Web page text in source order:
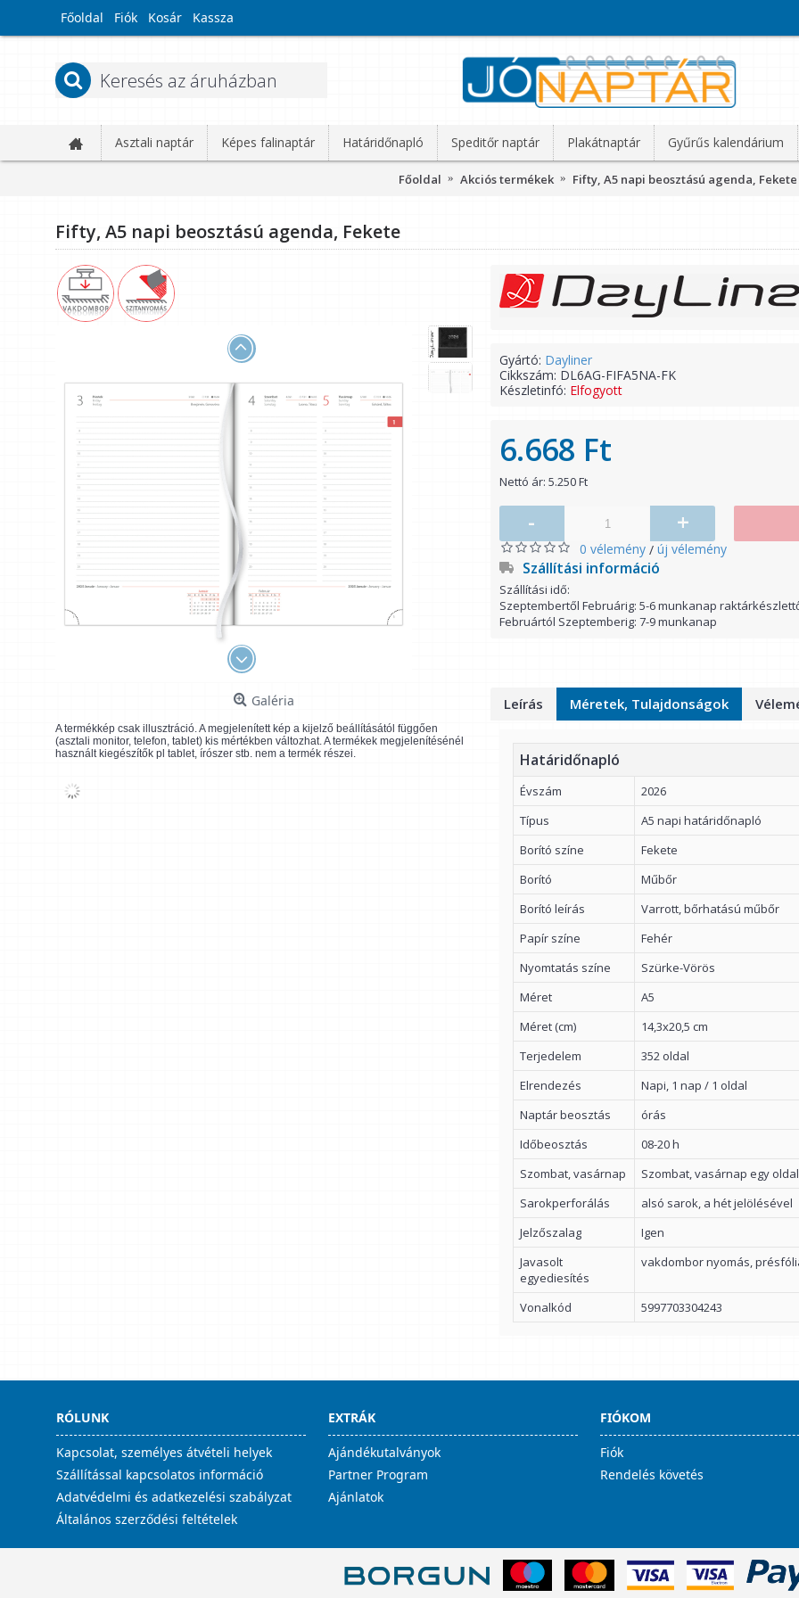
Főoldal Fiók Kosár Kassza
Asztali naptár Képes falinaptár Határidőnapló Speditőr naptár Plakátnaptár Gyűrűs kalendárium
Főoldal Akciós termékek Fifty, A5 napi beosztású agenda, Fekete
Fifty, A5 napi beosztású agenda, Fekete
Galéria
A termékkép csak illusztráció. A megjelenített kép a kijelző beállításától függően
(asztali monitor, telefon, tablet) kis mértékben változhat. A termékek megjelenítésénél
használt kiegészítők pl tablet, írószer stb. nem a termék részei.
Gyártó: Dayliner
Cikkszám: DL6AG-FIFA5NA-FK
Készletinfó: Elfogyott
6.668 Ft
Nettó ár: 5.250 Ft
- +
0 vélemény / új vélemény
Szállítási információ
Szállítási idő:
Szeptembertől Februárig: 5-6 munkanap
Februártól Szeptemberig: 7-9 munkanap
Leírás Méretek, Tulajdonságok
Határidőnapló
Évszám
2026
Típus
A5 napi határidőnapló
Borító színe
Fekete
Borító
Műbőr
Borító leírás
Varrott, bőrhatású műbőr
Papír színe
Fehér
Nyomtatás színe
Szürke-Vörös
Méret
A5
Méret (cm)
14,3x20,5 cm
Terjedelem
352 oldal
Elrendezés
Napi, 1 nap / 1 oldal
Naptár beosztás
órás
Időbeosztás
08-20 h
Szombat, vasárnap
Szombat, vasárnap egy
Sarokperforálás
alsó sarok, a hét jelölésével
Jelzőszalag
Igen
Javasolt
egyediesítés
vakdombor nyomás,
Vonalkód 5997703304243
RÓLUNK
Kapcsolat, személyes átvételi helyek
Szállítással kapcsolatos információ
Adatvédelmi és adatkezelési szabályzat
Általános szerződési feltételek
EXTRÁK
Ajándékutalványok
Partner Program
Ajánlatok
FIÓKOM
Fiók
Rendelés követés